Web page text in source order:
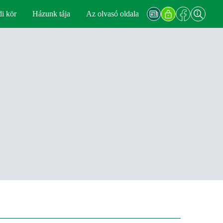
kör Házunk tája Az olvasó oldala